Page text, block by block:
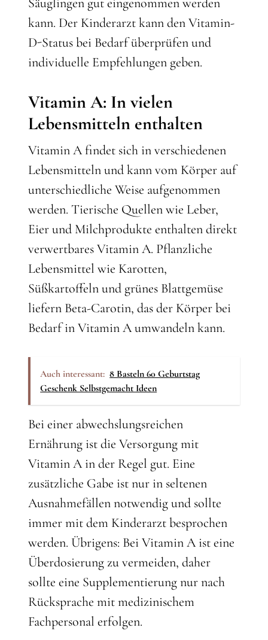
Säuglingen gut eingenommen werden
kann. Der Kinderarzt kann den Vitamin-
D-Status bei Bedarf überprüfen und
individuelle Empfehlungen geben.
Vitamin A: In vielen
Lebensmitteln enthalten
Vitamin A findet sich in verschiedenen
Lebensmitteln und kann vom Körper auf
unterschiedliche Weise aufgenommen
werden. Tierische Quellen wie Leber,
Eier und Milchprodukte enthalten direkt
verwertbares Vitamin A. Pflanzliche
Lebensmittel wie Karotten,
Süßkartoffeln und grünes Blattgemüse
liefern Beta-Carotin, das der Körper bei
Bedarf in Vitamin A umwandeln kann.
Auch interessant: 8 Basteln 60 Geburtstag
Geschenk Selbstgemacht Ideen
Bei einer abwechslungsreichen
Ernährung ist die Versorgung mit
Vitamin A in der Regel gut. Eine
zusätzliche Gabe ist nur in seltenen
Ausnahmefällen notwendig und sollte
immer mit dem Kinderarzt besprochen
werden. Übrigens: Bei Vitamin A ist eine
Überdosierung zu vermeiden, daher
sollte eine Supplementierung nur nach
Rücksprache mit medizinischem
Fachpersonal erfolgen.